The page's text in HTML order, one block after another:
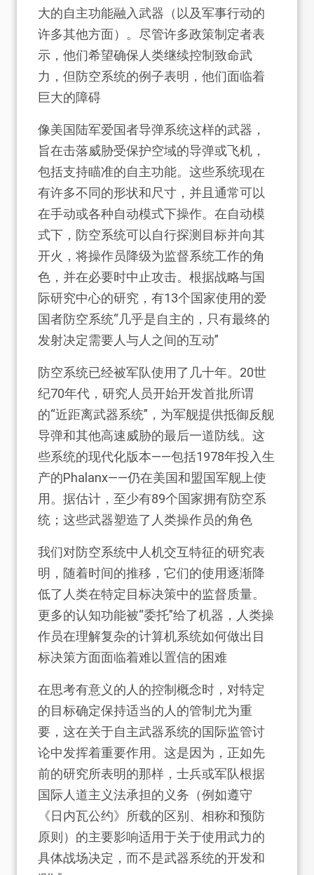
大的自主功能融入武器（以及军事行动的
许多其他方面）。尽管许多政策制定者表
示，他们希望确保人类继续控制致命武
力，但防空系统的例子表明，他们面临着
巨大的障碍
像美国陆军爱国者导弹系统这样的武器，
旨在击落威胁受保护空域的导弹或飞机，
包括支持瞄准的自主功能。这些系统现在
有许多不同的形状和尺寸，并且通常可以
在手动或各种自动模式下操作。在自动模
式下，防空系统可以自行探测目标并向其
开火，将操作员降级为监督系统工作的角
色，并在必要时中止攻击。根据战略与国
际研究中心的研究，有13个国家使用的爱
国者防空系统“几乎是自主的，只有最终的
发射决定需要人与人之间的互动”
防空系统已经被军队使用了几十年。20世
纪70年代，研究人员开始开发首批所谓
的“近距离武器系统”，为军舰提供抵御反舰
导弹和其他高速威胁的最后一道防线。这
些系统的现代化版本——包括1978年投入生
产的Phalanx——仍在美国和盟国军舰上使
用。据估计，至少有89个国家拥有防空系
统；这些武器塑造了人类操作员的角色
我们对防空系统中人机交互特征的研究表
明，随着时间的推移，它们的使用逐渐降
低了人类在特定目标决策中的监督质量。
更多的认知功能被“委托”给了机器，人类操
作员在理解复杂的计算机系统如何做出目
标决策方面面临着难以置信的困难
在思考有意义的人的控制概念时，对特定
的目标确定保持适当的人的管制尤为重
要，这在关于自主武器系统的国际监管讨
论中发挥着重要作用。这是因为，正如先
前的研究所表明的那样，士兵或军队根据
国际人道主义法承担的义务（例如遵守
《日内瓦公约》所载的区别、相称和预防
原则）的主要影响适用于关于使用武力的
具体战场决定，而不是武器系统的开发和